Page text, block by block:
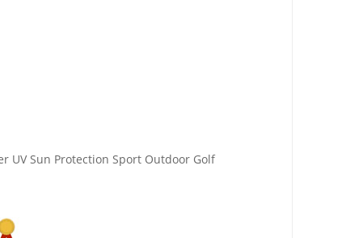
UV Sun Protection Sport Outdoor Golf